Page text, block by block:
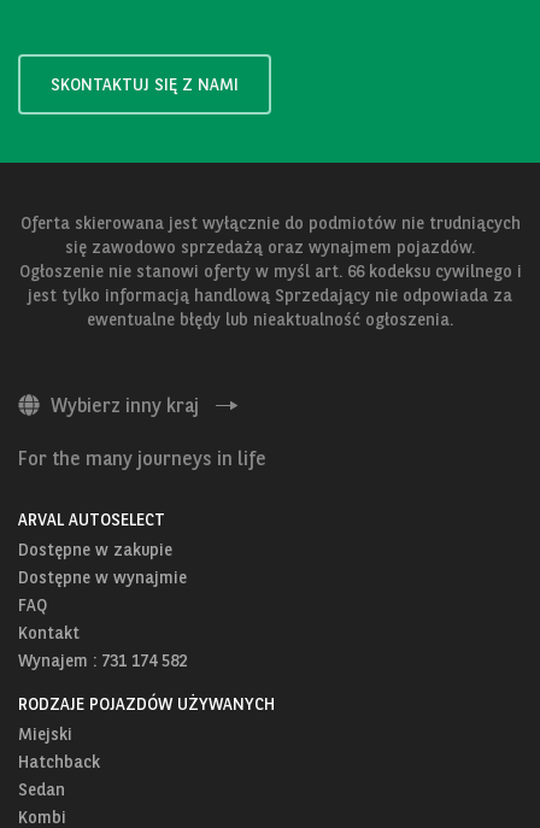
SKONTAKTUJ SIĘ Z NAMI
Oferta skierowana jest wyłącznie do podmiotów nie trudniących
się zawodowo sprzedażą oraz wynajmem pojazdów.
Ogłoszenie nie stanowi oferty w myśl art. 66 kodeksu cywilnego i
jest tylko informacją handlową Sprzedający nie odpowiada za
ewentualne błędy lub nieaktualność ogłoszenia.
Wybierz inny kraj
For the many journeys in life
ARVAL AUTOSELECT
Dostępne w zakupie
Dostępne w wynajmie
FAQ
Kontakt
Wynajem : 731 174 582
RODZAJE POJAZDÓW UŻYWANYCH
Miejski
Hatchback
Sedan
Kombi